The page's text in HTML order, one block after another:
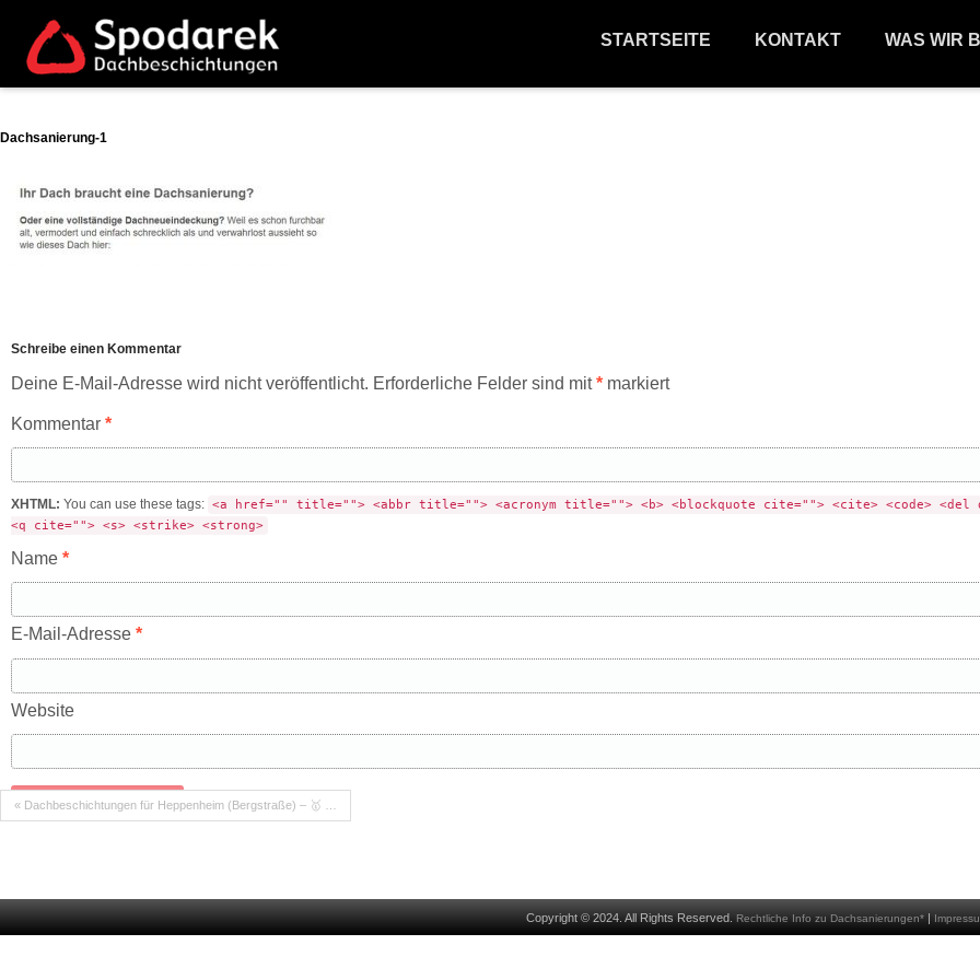
STARTSEITE KONTAKT WAS WIR
Dachsanierung-1
Schreibe einen Kommentar
Deine E-Mail-Adresse wird nicht veröffentlicht. Erforderliche Felder sind mit* markiert
Kommentar *
XHTML: You can use these tags: <a href="" title=""> <abbr title=""> <acronym title=""> <b> <blockquote cite=""> <cite> <code> <del
<q cite=""> <s> <strike> <strong>
Name *
E-Mail-Adresse *
Website
« Dachbeschichtungen für Heppenheim (Bergstraße) – 🥇 …
Copyright © 2024. All Rights Reserved. Rechtliche Info zu Dachsanierungen* |